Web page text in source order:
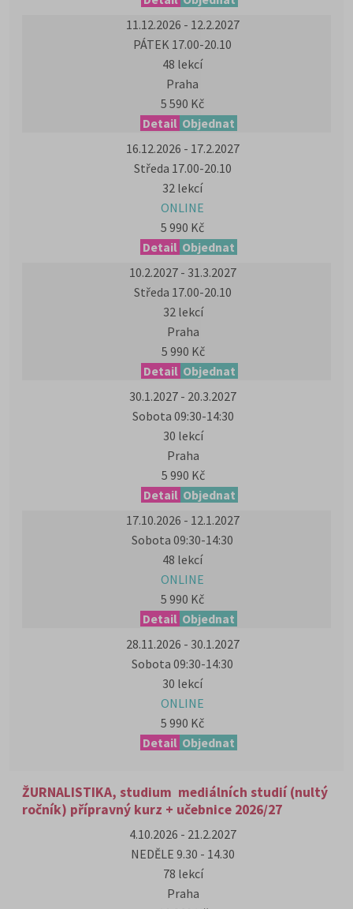
11.12.2026 - 12.2.2027
PÁTEK 17.00-20.10
48 lekcí
Praha
5 590 Kč
Detail Objednat
16.12.2026 - 17.2.2027
Středa 17.00-20.10
32 lekcí
ONLINE
5 990 Kč
Detail Objednat
10.2.2027 - 31.3.2027
Středa 17.00-20.10
32 lekcí
Praha
5 990 Kč
Detail Objednat
30.1.2027 - 20.3.2027
Sobota 09:30-14:30
30 lekcí
Praha
5 990 Kč
Detail Objednat
17.10.2026 - 12.1.2027
Sobota 09:30-14:30
48 lekcí
ONLINE
5 990 Kč
Detail Objednat
28.11.2026 - 30.1.2027
Sobota 09:30-14:30
30 lekcí
ONLINE
5 990 Kč
Detail Objednat
ŽURNALISTIKA, studium mediálních studií (nultý
ročník) přípravný kurz + učebnice 2026/27
4.10.2026 - 21.2.2027
NEDĚLE 9.30 - 14.30
78 lekcí
Praha